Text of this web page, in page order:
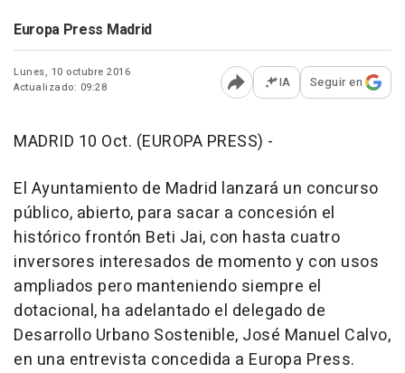
Europa Press Madrid
Lunes, 10 octubre 2016
Actualizado: 09:28
Abrir opciones para
IA Seguir en
MADRID 10 Oct. (EUROPA PRESS) -
El Ayuntamiento de Madrid lanzará un concurso
público, abierto, para sacar a concesión el
histórico frontón Beti Jai, con hasta cuatro
inversores interesados de momento y con usos
ampliados pero manteniendo siempre el
dotacional, ha adelantado el delegado de
Desarrollo Urbano Sostenible, José Manuel Calvo,
en una entrevista concedida a Europa Press.